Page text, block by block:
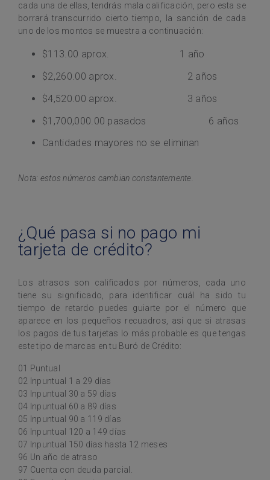
cada una de ellas, tendrás mala calificación, pero esta se
borrará transcurrido cierto tiempo, la sanción de cada
uno de los montos se muestra a continuación:
$113.00 aprox. 1 año
$2,260.00 aprox. 2 años
$4,520.00 aprox. 3 años
$1,700,000.00 pasados 6 años
Cantidades mayores no se eliminan
Nota: estos números cambian constantemente.
¿Qué pasa si no pago mi
tarjeta de crédito?
Los atrasos son calificados por números, cada uno
tiene su significado, para identificar cuál ha sido tu
tiempo de retardo puedes guiarte por el número que
aparece en los pequeños recuadros, así que si atrasas
los pagos de tus tarjetas lo más probable es que tengas
este tipo de marcas en tu Buró de Crédito:
01 Puntual
02 Inpuntual 1 a 29 días
03 Inpuntual 30 a 59 días
04 Inpuntual 60 a 89 días
05 Inpuntual 90 a 119 días
06 Inpuntual 120 a 149 días
07 Inpuntual 150 días hasta 12 meses
96 Un año de atraso
97 Cuenta con deuda parcial.